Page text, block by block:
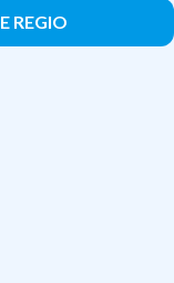
REGIO